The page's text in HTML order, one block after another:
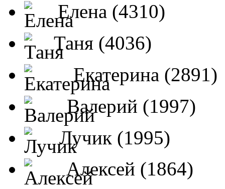
Елена (4310)
Таня (4036)
Екатерина (2891)
Валерий (1997)
Лучик (1995)
Алексей (1864)